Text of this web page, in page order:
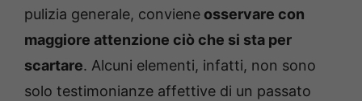
pulizia generale, conviene osservare con
maggiore attenzione ciò che si sta per
scartare. Alcuni elementi, infatti, non sono
solo testimonianze affettive di un passato